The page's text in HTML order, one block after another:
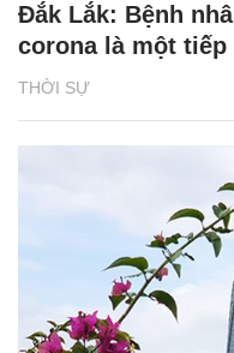
THỜI SỰ
Đắk Lắk: Bệnh
corona là một tiếp